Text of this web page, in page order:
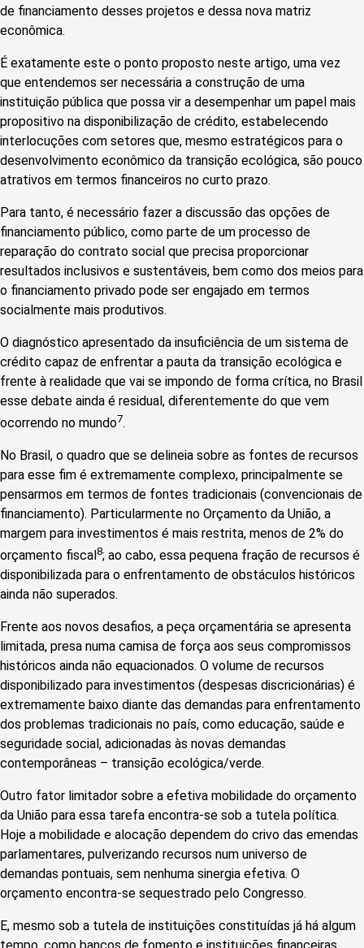
de financiamento desses projetos e dessa nova matriz
econômica.
É exatamente este o ponto proposto neste artigo, uma vez
que entendemos ser necessária a construção de uma
instituição pública que possa vir a desempenhar um papel mais
propositivo na disponibilização de crédito, estabelecendo
interlocuções com setores que, mesmo estratégicos para o
desenvolvimento econômico da transição ecológica, são pouco
atrativos em termos financeiros no curto prazo.
Para tanto, é necessário fazer a discussão das opções de
financiamento público, como parte de um processo de
reparação do contrato social que precisa proporcionar
resultados inclusivos e sustentáveis, bem como dos meios para
o financiamento privado pode ser engajado em termos
socialmente mais produtivos.
O diagnóstico apresentado da insuficiência de um sistema de
crédito capaz de enfrentar a pauta da transição ecológica e
frente à realidade que vai se impondo de forma crítica, no Brasil
esse debate ainda é residual, diferentemente do que vem
ocorrendo no mundo7.
No Brasil, o quadro que se delineia sobre as fontes de recursos
para esse fim é extremamente complexo, principalmente se
pensarmos em termos de fontes tradicionais (convencionais de
financiamento). Particularmente no Orçamento da União, a
margem para investimentos é mais restrita, menos de 2% do
orçamento fiscal 8; ao cabo, essa pequena fração de recursos é
disponibilizada para o enfrentamento de obstáculos históricos
ainda não superados.
Frente aos novos desafios, a peça orçamentária se apresenta
limitada, presa numa camisa de força aos seus compromissos
históricos ainda não equacionados. O volume de recursos
disponibilizado para investimentos (despesas discricionárias) é
extremamente baixo diante das demandas para enfrentamento
dos problemas tradicionais no país, como educação, saúde e
seguridade social, adicionadas às novas demandas
contemporâneas – transição ecológica/verde.
Outro fator limitador sobre a efetiva mobilidade do orçamento
da União para essa tarefa encontra-se sob a tutela política.
Hoje a mobilidade e alocação dependem do crivo das emendas
parlamentares, pulverizando recursos num universo de
demandas pontuais, sem nenhuma sinergia efetiva. O
orçamento encontra-se sequestrado pelo Congresso.
E, mesmo sob a tutela de instituições constituídas já há algum